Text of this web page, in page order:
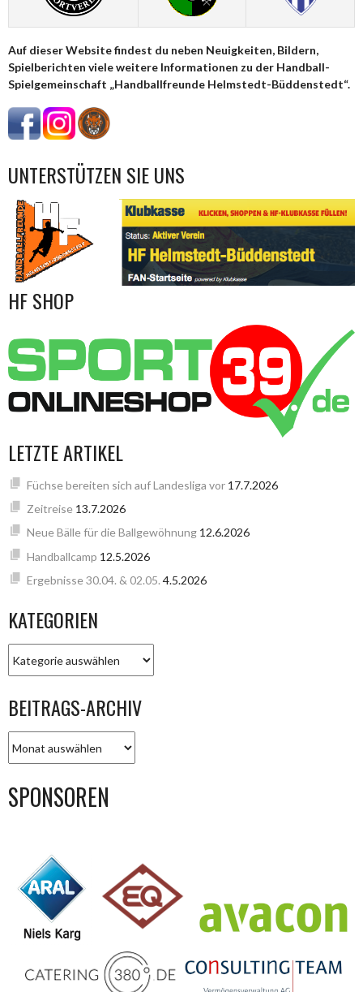
Auf dieser Website findest du neben Neuigkeiten, Bildern,
Spielberichten viele weitere Informationen zu der Handball-
Spielgemeinschaft „Handballfreunde Helmstedt-Büddenstedt“.
UNTERSTÜTZEN SIE UNS
HF SHOP
LETZTE ARTIKEL
Füchse bereiten sich auf Landesliga vor 17.7.2026
Zeitreise 13.7.2026
Neue Bälle für die Ballgewöhnung 12.6.2026
Handballcamp 12.5.2026
Ergebnisse 30.04. & 02.05. 4.5.2026
KATEGORIEN
BEITRAGS-ARCHIV
ARCHIV
SPONSOREN